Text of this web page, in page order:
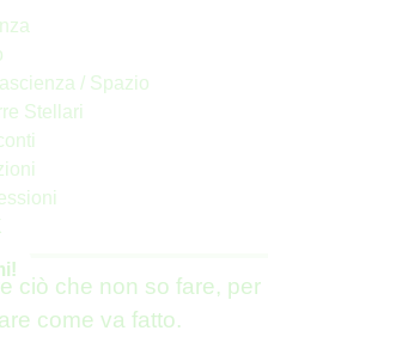
/ Spazio
Stellari
ciò che non so fare, per
come va fatto.